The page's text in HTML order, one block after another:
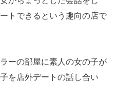
トできるという趣向の店で
ーの部屋に素人の女の子が
を店外デートの話し合い